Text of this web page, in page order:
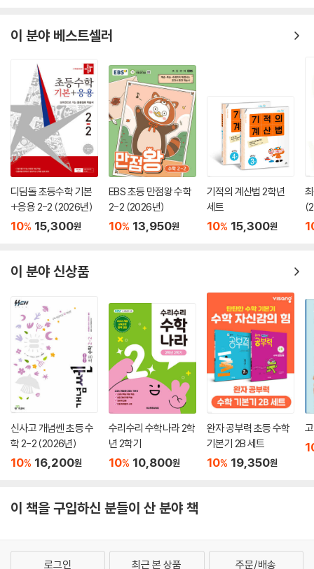
이 분야 베스트셀러
디딤돌 초등수학 기본
+응용 2-2 (2026년)
10% 15,300원
EBS 초등 만점왕 수학
2-2 (2026년)
10% 13,950원
기적의 계산법 2학년
세트
10% 15,300원
이 분야 신상품
신사고 개념쎈 초등 수
학 2-2 (2026년)
10% 16,200원
수리수리 수학나라 2학
년 2학기
10% 10,800원
완자 공부력 초등 수학
기본기 2B 세트
10% 19,350원
이 책을 구입하신 분들이 산 분야 책
로그인 최근 본 상품 주문/배송